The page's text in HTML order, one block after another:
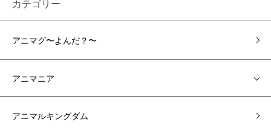
カテゴリー
アニマグ〜よんだ？〜
アニマニア
アニマルキングダム